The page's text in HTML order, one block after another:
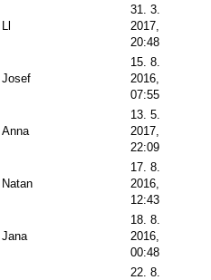
31. 3.
2017,
20:48
Josef
15. 8.
2016,
07:55
Anna
13. 5.
2017,
22:09
Natan
17. 8.
2016,
12:43
Jana
18. 8.
2016,
00:48
22. 8.